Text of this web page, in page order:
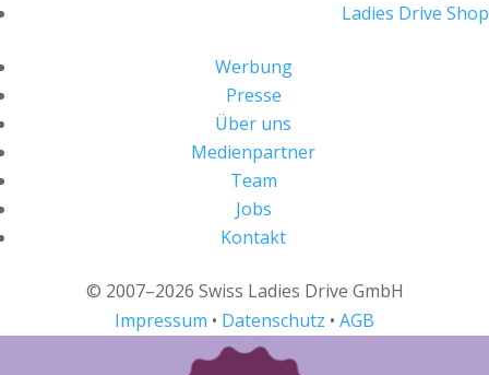
Ladies Drive Shop
Werbung
Presse
Über uns
Medienpartner
Team
Jobs
Kontakt
© 2007–2026 Swiss Ladies Drive GmbH
Impressum • Datenschutz • AGB